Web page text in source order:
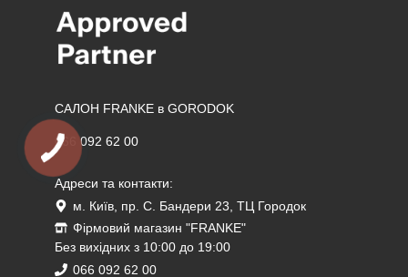
САЛОН FRANKE в GORODOK
066 092 62 00
Адреси та контакти:
м. Київ, пр. С. Бандери 23, ТЦ Городок
Фірмовий магазин "FRANKE"
Без вихідних з 10:00 до 19:00
066 092 62 00